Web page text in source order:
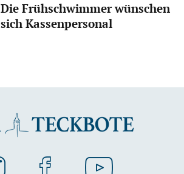
Die Frühschwimmer wünschen
sich Kassenpersonal